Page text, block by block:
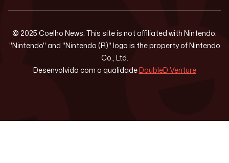
© 2025 Coelho News. This site is not affiliated with Nintendo.
"Nintendo" and "Nintendo (R)" logo is the property of Nintendo
Co., Ltd.
Desenvolvido com a qualidadeDoubleD Venture